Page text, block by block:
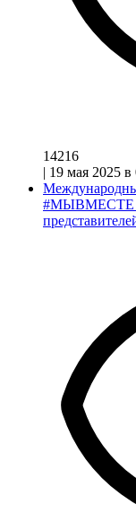
14216
| 19 мая 2025 в
#МЫВМЕСТЕ